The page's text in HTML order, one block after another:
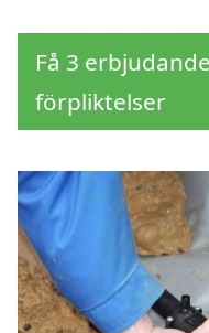
Få 3
förpliktelser